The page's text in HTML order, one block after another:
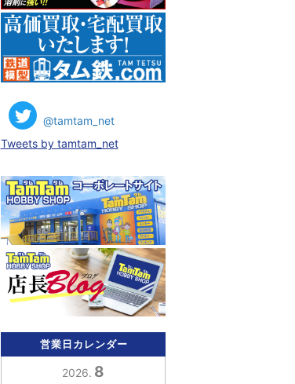
@tamtam_net
Tweets by tamtam_net
営業日カレンダー
2026. 8